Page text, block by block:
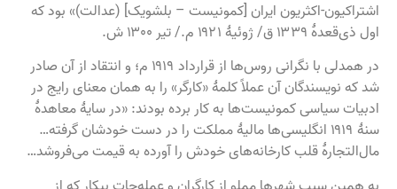
اشتراکیون-اکثریون ایران [کمونیست – بلشویک] (عدالت)» بود که
اول ذی‌قعدهٔ ۱۳۳۹ ق/ ژوئیهٔ ۱۹۲۱ م./ تیر ۱۳۰۰ ش.
در همدلی با نگرانی روس‌ها از قرارداد ۱۹۱۹ م؛ و انتقاد از آن صادر
شد که نویسندگان آن عملاً کلمهٔ «کارگر» را به همان معنای رایج در
ادبیات سیاسی کمونیست‌ها به کار برده بودند: «در سایهٔ معاهدهٔ
سنهٔ ۱۹۱۹ انگلیسی‌ها مالیهٔ مملکت را در دست خودشان گرفته…
مال‌التجارهٔ قلب کارخانه‌های خودش را آورده به قیمت می‌فروشد…
به همین سبب شهرها مملو از کارگران و عمله‌جات بیکار که از